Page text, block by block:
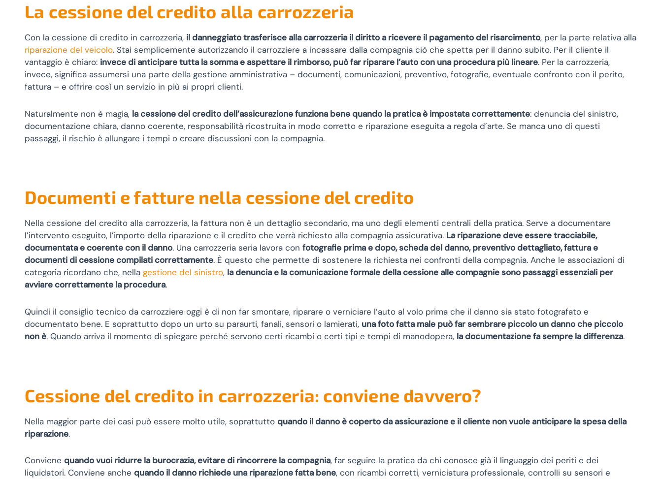
La cessione del credito alla carrozzeria
Con la cessione di credito in carrozzeria, il danneggiato trasferisce alla carrozzeria il diritto a ricevere il pagamento del risarcimento, per la parte relativa alla
riparazione del veicolo. Stai semplicemente autorizzando il carrozziere a incassare dalla compagnia ciò che spetta per il danno subito. Per il cliente il
vantaggio è chiaro: invece di anticipare tutta la somma e aspettare il rimborso, può far riparare l’auto con una procedura più lineare. Per la carrozzeria,
invece, significa assumersi una parte della gestione amministrativa – documenti, comunicazioni, preventivo, fotografie, eventuale confronto con il perito,
fattura – e offrire così un servizio in più ai propri clienti.
Naturalmente non è magia, la cessione del credito dell’assicurazione funziona bene quando la pratica è impostata correttamente: denuncia del sinistro,
documentazione chiara, danno coerente, responsabilità ricostruita in modo corretto e riparazione eseguita a regola d’arte. Se manca uno di questi
passaggi, il rischio è allungare i tempi o creare discussioni con la compagnia.
Documenti e fatture nella cessione del credito
Nella cessione del credito alla carrozzeria, la fattura non è un dettaglio secondario, ma uno degli elementi centrali della pratica. Serve a documentare
l’intervento eseguito, l’importo della riparazione e il credito che verrà richiesto alla compagnia assicurativa. La riparazione deve essere tracciabile,
documentata e coerente con il danno. Una carrozzeria seria lavora con fotografie prima e dopo, scheda del danno, preventivo dettagliato, fattura e
documenti di cessione compilati correttamente. È questo che permette di sostenere la richiesta nei confronti della compagnia. Anche le associazioni di
categoria ricordano che, nella gestione del sinistro, la denuncia e la comunicazione formale della cessione alle compagnie sono passaggi essenziali per
avviare correttamente la procedura.
Quindi il consiglio tecnico da carrozziere oggi è di non far smontare, riparare o verniciare l’auto al volo prima che il danno sia stato fotografato e
documentato bene. E soprattutto dopo un urto su paraurti, fanali, sensori o lamierati, una foto fatta male può far sembrare piccolo un danno che piccolo
non è. Quando arriva il momento di spiegare perché servono certi ricambi o certi tipi e tempi di manodopera, la documentazione fa sempre la differenza.
Cessione del credito in carrozzeria: conviene davvero?
Nella maggior parte dei casi può essere molto utile, soprattutto quando il danno è coperto da assicurazione e il cliente non vuole anticipare la spesa della
riparazione.
Conviene quando vuoi ridurre la burocrazia, evitare di rincorrere la compagnia, far seguire la pratica da chi conosce già il linguaggio dei periti e dei
liquidatori. Conviene anche quando il danno richiede una riparazione fatta bene, con ricambi corretti, verniciatura professionale, controlli su sensori e